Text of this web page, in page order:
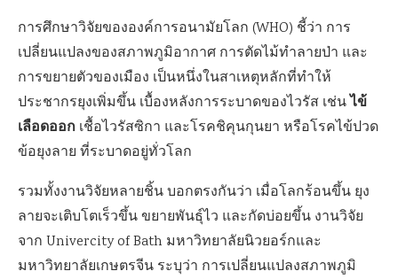
การศึกษาวิจัยขององค์การอนามัยโลก (WHO) ชี้ว่า การ
เปลี่ยนแปลงของสภาพภูมิอากาศ การตัดไม้ทำลายป่า และ
การขยายตัวของเมือง เป็นหนึ่งในสาเหตุหลักที่ทำให้
ประชากรยุงเพิ่มขึ้น เบื้องหลังการระบาดของไวรัส เช่นไข้
เลือดออก เชื้อไวรัสซิกา และโรคชิคุนกุนยา หรือโรคไข้ปวด
ข้อยุงลาย ที่ระบาดอยู่ทั่วโลก
รวมทั้งงานวิจัยหลายชิ้น บอกตรงกันว่า เมื่อโลกร้อนขึ้น ยุง
ลายจะเติบโตเร็วขึ้น ขยายพันธุ์ไว และกัดบ่อยขึ้น งานวิจัย
จาก Univercity of Bath มหาวิทยาลัยนิวยอร์กและ
มหาวิทยาลัยเกษตรจีน ระบุว่า การเปลี่ยนแปลงสภาพภูมิ